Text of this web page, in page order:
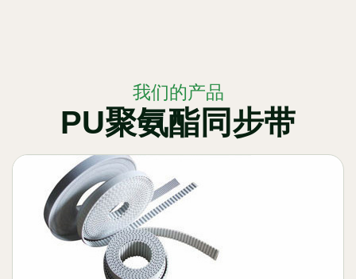
我们的产品
PU聚氨酯同步带